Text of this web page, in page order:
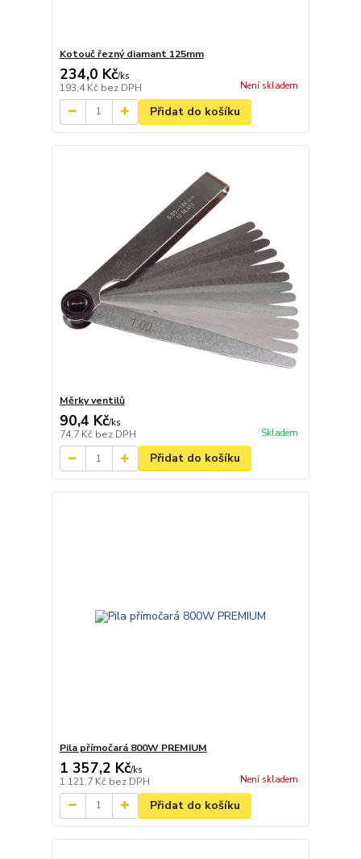
Kotouč řezný diamant 125mm
234,0 Kč/ks
193,4 Kč bez DPH Není skladem
Přidat do košíku
Měrky ventilů
90,4 Kč/ks
74,7 Kč bez DPH Skladem
Přidat do košíku
Pila přímočará 800W PREMIUM
1 357,2 Kč/ks
1 121,7 Kč bez DPH Není skladem
Přidat do košíku